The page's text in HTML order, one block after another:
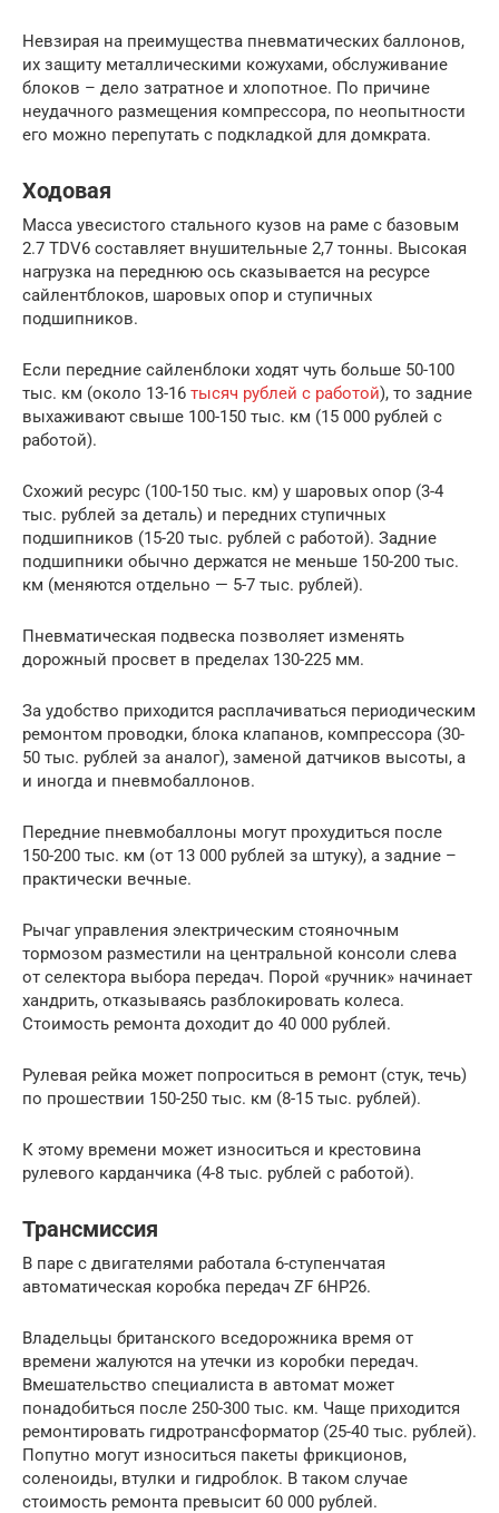
Невзирая на преимущества пневматических баллонов,
их защиту металлическими кожухами, обслуживание
блоков – дело затратное и хлопотное. По причине
неудачного размещения компрессора, по неопытности
его можно перепутать с подкладкой для домкрата.
Ходовая
Масса увесистого стального кузов на раме с базовым
2.7 TDV6 составляет внушительные 2,7 тонны. Высокая
нагрузка на переднюю ось сказывается на ресурсе
сайлентблоков, шаровых опор и ступичных
подшипников.
Если передние сайленблоки ходят чуть больше 50-100
тыс. км (около 13-16 тысяч рублей с работой), то задние
выхаживают свыше 100-150 тыс. км (15 000 рублей с
работой).
Схожий ресурс (100-150 тыс. км) у шаровых опор (3-4
тыс. рублей за деталь) и передних ступичных
подшипников (15-20 тыс. рублей с работой). Задние
подшипники обычно держатся не меньше 150-200 тыс.
км (меняются отдельно — 5-7 тыс. рублей).
Пневматическая подвеска позволяет изменять
дорожный просвет в пределах 130-225 мм.
За удобство приходится расплачиваться периодическим
ремонтом проводки, блока клапанов, компрессора (30-
50 тыс. рублей за аналог), заменой датчиков высоты, а
и иногда и пневмобаллонов.
Передние пневмобаллоны могут прохудиться после
150-200 тыс. км (от 13 000 рублей за штуку), а задние –
практически вечные.
Рычаг управления электрическим стояночным
тормозом разместили на центральной консоли слева
от селектора выбора передач. Порой «ручник» начинает
хандрить, отказываясь разблокировать колеса.
Стоимость ремонта доходит до 40 000 рублей.
Рулевая рейка может попроситься в ремонт (стук, течь)
по прошествии 150-250 тыс. км (8-15 тыс. рублей).
К этому времени может износиться и крестовина
рулевого карданчика (4-8 тыс. рублей с работой).
Трансмиссия
В паре с двигателями работала 6-ступенчатая
автоматическая коробка передач ZF 6HP26.
Владельцы британского вседорожника время от
времени жалуются на утечки из коробки передач.
Вмешательство специалиста в автомат может
понадобиться после 250-300 тыс. км. Чаще приходится
ремонтировать гидротрансформатор (25-40 тыс. рублей).
Попутно могут износиться пакеты фрикционов,
соленоиды, втулки и гидроблок. В таком случае
стоимость ремонта превысит 60 000 рублей.